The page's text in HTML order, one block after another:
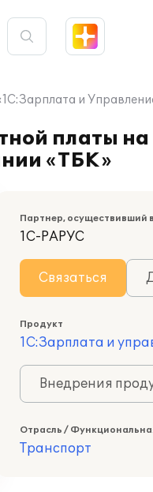
и
платы
«ТБК»
Партнер, осуществивший
1С-РАРУС
Связаться
Продукт
1С:Зарплата и
Внедрения
Отрасль /
Транспорт